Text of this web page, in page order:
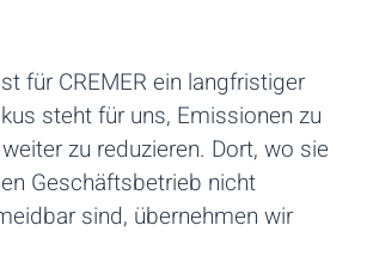
für CREMER ein langfristiger
steht für uns, Emissionen zu
zu reduzieren. Dort, wo sie
Geschäftsbetrieb nicht
sind, übernehmen wir